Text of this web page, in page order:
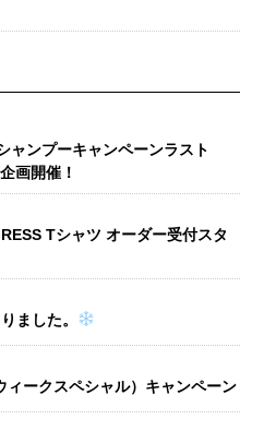
ャンプーキャンペーンラスト
画開催！
Tシャツ オーダー受付スタ
ました。
ィークスペシャル）キャンペーン